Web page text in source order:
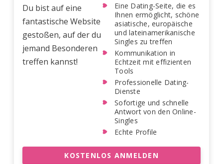
Du bist auf eine
fantastische Website
gestoßen, auf der du
jemand Besonderen
treffen kannst!
Eine Dating-Seite, die es
Ihnen ermöglicht, schöne
asiatische, europäische
und lateinamerikanische
Singles zu treffen
Kommunikation in
Echtzeit mit effizienten
Tools
Professionelle Dating-
Dienste
Sofortige und schnelle
Antwort von den Online-
Singles
Echte Profile
KOSTENLOS ANMELDEN